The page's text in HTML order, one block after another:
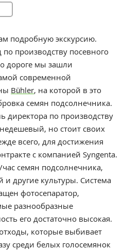
подробную экскурсию.
производству посевного
дороге мы зашли
современной
Bühler, на которой в это
семян подсолнечника.
директора по производству
но стоит своих
всего, для достижения
с компанией Syngenta.
семян подсолнечника,
и другие культуры. Система
фотосепаратор,
разнообразные
его достаточно высокая.
которые выбивает
среди белых голосемянок